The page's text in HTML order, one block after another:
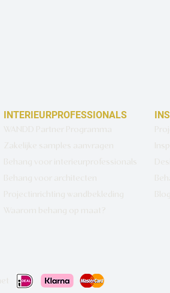
INTERIEURPROFESSIONALS
WANDD Partner Programma
Zakelijke samples aanvragen
Behang voor interieurprofessionals
Behang voor architecten
Projectinrichting wandbekleding
Waarom behang op maat?
Blog